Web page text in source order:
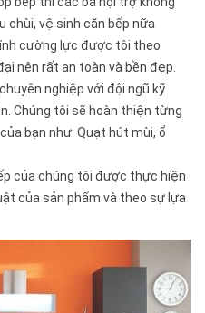
chùi, vệ sinh căn bếp nữa
cường lực được tôi theo
nên rất an toàn và bền đẹp.
nghiệp với đội ngũ kỹ
Chúng tôi sẽ hoàn thiện từng
bạn như: Quạt hút mùi, ổ
của chúng tôi được thực hiện
của sản phẩm và theo sự lựa